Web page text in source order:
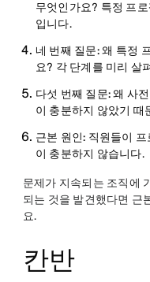
무엇인가요? 특정 프
입니다.
네 번째 질문:왜 특정
요? 각 단계를 미리 살
다섯 번째 질문:왜 사
이 충분하지 않았기 때
근본 원인: 직원들이
이 충분하지 않습니다.
문제가 지속되는 조직에
되는 것을 발견했다면 근
요.
칸반